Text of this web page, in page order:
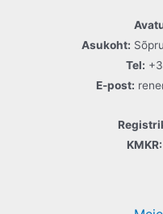
Asukoht:
Tel:
E-post:
KMKR: